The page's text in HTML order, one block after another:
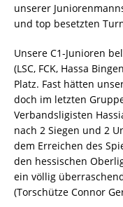
unserer
und top besetzten
Unsere C1-Junioren
(LSC, FCK, Hassa
Platz. Fast hätten
doch im letzten
Verbandsligisten
nach 2 Siegen und 2
dem Erreichen des
den hessischen
ein völlig
(Torschütze Connor